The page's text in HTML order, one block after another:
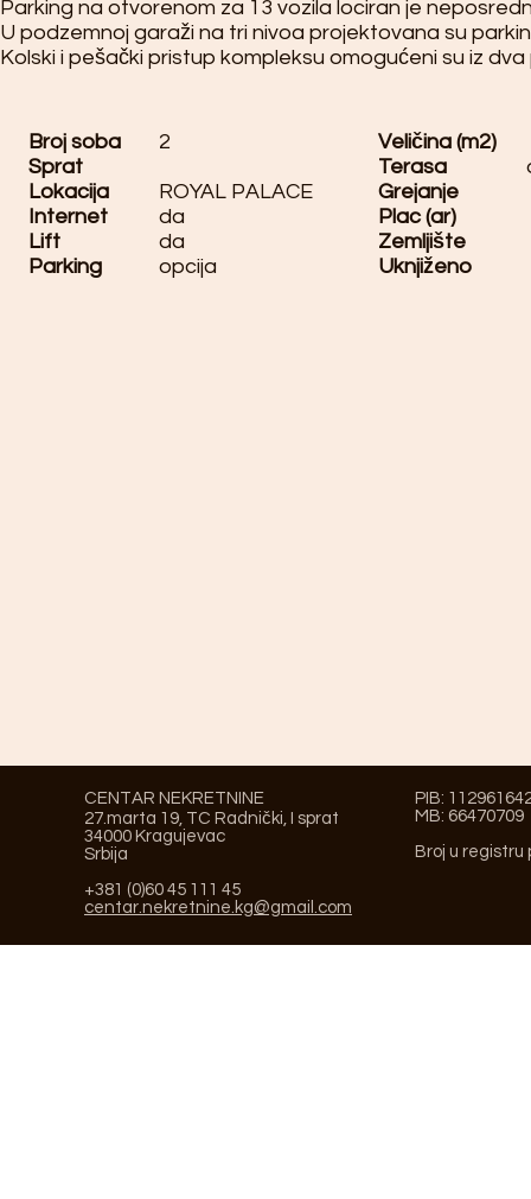
Parking na otvorenom za 13 vozila lociran je
U podzemnoj garaži na tri nivoa projektovana su
Kolski i pešački pristup kompleksu omogućeni su iz
Broj soba 2
Veličina (m2)
Sprat
Terasa
Lokacija
ROYAL PALACE
Grejanje
Internet
da
Plac (ar)
Lift
da
Zemljište
Parking
opcija Uknjiženo
CENTAR NEKRETNINE
27.marta 19, TC Radnički, I sprat
34000 Kragujevac
Srbija
+381 (0)60 45 111 45
centar.nekretnine.kg@gmail.com
PIB:
MB: 66470709
Broj u registru